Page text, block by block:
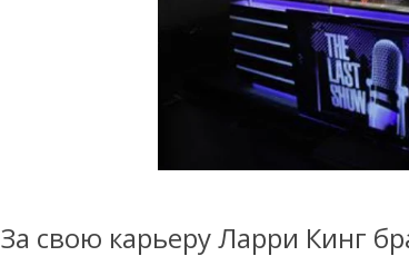
За свою карьеру Ларри Кинг